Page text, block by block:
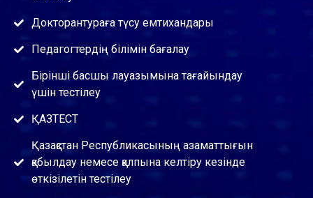
Докторантураға түсу емтихандары
Педагогтердің білімін бағалау
Бірінші басшы лауазымына тағайындау
үшін тестілеу
ҚАЗТЕСТ
Қазақстан Республикасының азаматтығын
қабылдау немесе қалпына келтіру кезінде
өткізілетін тестілеу